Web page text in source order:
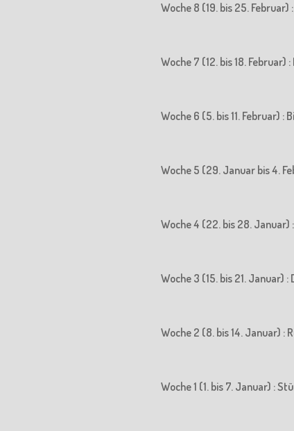
Woche 8 (19. bis 25. Februar)
Woche 7 (12. bis 18.
Woche 6 (5. bis 11. Februar) :
Woche 5 (29. Januar bis 4.
Woche 4 (22. bis 28.
Woche 3 (15. bis 21. Januar)
Woche 2 (8. bis 14. Januar) :
Woche 1 (1. bis 7. Januar) :